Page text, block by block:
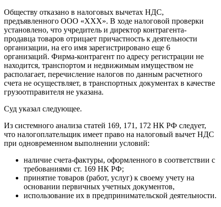
Обществу отказано в налоговых вычетах НДС,
предъявленного ООО «ХХХ». В ходе налоговой проверки
установлено, что учредитель и директор контрагента-
продавца товаров отрицает причастность к деятельности
организации, на его имя зарегистрировано еще 6
организаций. Фирма-контрагент по адресу регистрации не
находится, транспортом и недвижимым имуществом не
располагает, перечисление налогов по данным расчетного
счета не осуществляет, в транспортных документах в качестве
грузоотправителя не указана.
Суд указал следующее.
Из системного анализа статей 169, 171, 172 НК РФ следует,
что налогоплательщик имеет право на налоговый вычет НДС
при одновременном выполнении условий:
наличие счета-фактуры, оформленного в соответствии с
требованиями ст. 169 НК РФ;
принятие товаров (работ, услуг) к своему учету на
основании первичных учетных документов,
использование их в предпринимательской деятельности.